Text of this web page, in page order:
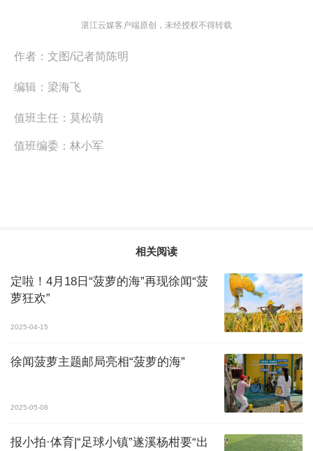
湛江云媒客户端原创，未经授权不得转载
作者： 文图/记者简陈明
编辑： 梁海飞
值班主任： 莫松萌
值班编委： 林小军
相关阅读
定啦！4月18日“菠萝的海”再现徐闻“菠
萝狂欢”
2025-04-15
徐闻菠萝主题邮局亮相“菠萝的海”
2025-05-08
报小拍·体育|“足球小镇”遂溪杨柑要“出